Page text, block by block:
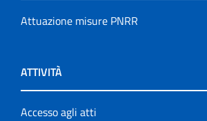
Attuazione misure PNRR
ATTIVITÀ
Accesso agli atti